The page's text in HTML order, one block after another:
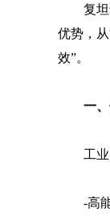
复坦希
优势，
效”。
一
工业固
-高能